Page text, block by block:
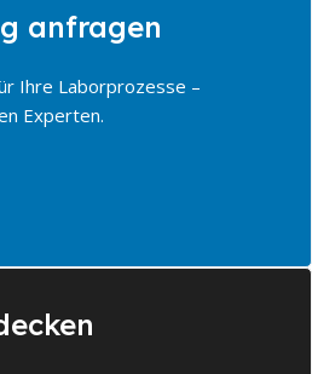
anfragen
Ihre Laborprozesse –
Experten.